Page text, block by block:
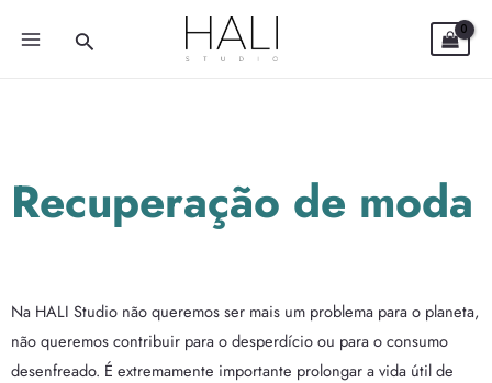
Search
Recuperação de moda
Na HALI Studio não queremos ser mais um problema para o planeta,
não queremos contribuir para o desperdício ou para o consumo
desenfreado. É extremamente importante prolongar a vida útil de